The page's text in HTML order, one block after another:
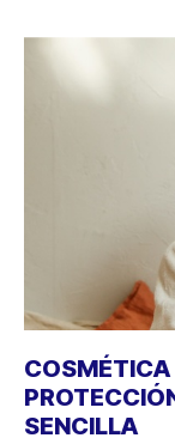
COSMÉTICA
SENCILLA